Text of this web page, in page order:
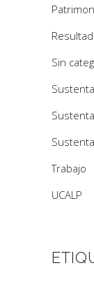
Sin
Trabajo
UCALP